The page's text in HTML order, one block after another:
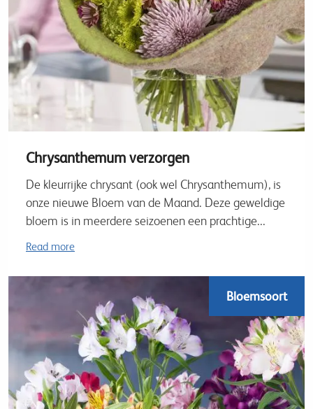
Chrysanthemum verzorgen
De kleurrijke chrysant (ook wel Chrysanthemum), is
onze nieuwe Bloem van de Maand. Deze geweldige
bloem is in meerdere seizoenen een prachtige...
Read more
Bloemsoort